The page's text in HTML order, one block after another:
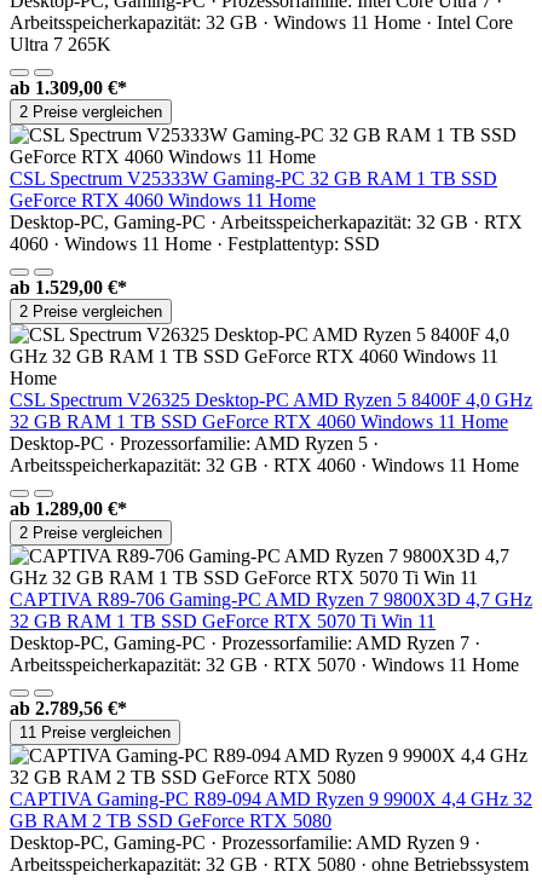
Arbeitsspeicherkapazität: 32 GB · Windows 11 Home · Intel Core
Ultra 7 265K
ab 1.309,00 €*
2 Preise vergleichen
CSL Spectrum V25333W Gaming-PC 32 GB RAM 1 TB SSD
GeForce RTX 4060 Windows 11 Home
Desktop-PC, Gaming-PC · Arbeitsspeicherkapazität: 32 GB · RTX
4060 · Windows 11 Home · Festplattentyp: SSD
ab 1.529,00 €*
2 Preise vergleichen
CSL Spectrum V26325 Desktop-PC AMD Ryzen 5 8400F 4,0 GHz
32 GB RAM 1 TB SSD GeForce RTX 4060 Windows 11 Home
Desktop-PC · Prozessorfamilie: AMD Ryzen 5 ·
Arbeitsspeicherkapazität: 32 GB · RTX 4060 · Windows 11 Home
ab 1.289,00 €*
2 Preise vergleichen
CAPTIVA R89-706 Gaming-PC AMD Ryzen 7 9800X3D 4,7 GHz
32 GB RAM 1 TB SSD GeForce RTX 5070 Ti Win 11
Desktop-PC, Gaming-PC · Prozessorfamilie: AMD Ryzen 7 ·
Arbeitsspeicherkapazität: 32 GB · RTX 5070 · Windows 11 Home
ab 2.789,56 €*
11 Preise vergleichen
CAPTIVA Gaming-PC R89-094 AMD Ryzen 9 9900X 4,4 GHz 32
GB RAM 2 TB SSD GeForce RTX 5080
Desktop-PC, Gaming-PC · Prozessorfamilie: AMD Ryzen 9 ·
Arbeitsspeicherkapazität: 32 GB · RTX 5080 · ohne Betriebssystem